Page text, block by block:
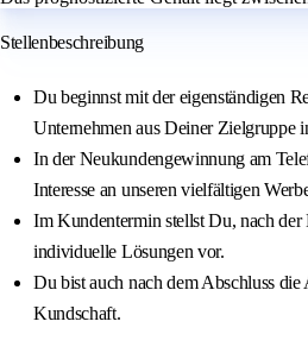
Stellenbeschreibung
Du beginnst mit der eigenständigen
Unternehmen aus Deiner Zielgruppe
In der Neukundengewinnung am
Interesse an unseren vielfältigen
Im Kundentermin stellst Du, nach der
individuelle Lösungen vor.
Du bist auch nach dem Abschluss
Kundschaft.